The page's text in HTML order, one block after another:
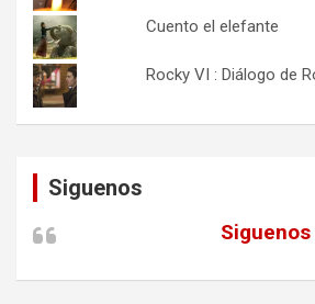
Cuento el elefante
Rocky VI : Diálogo de
Siguenos
Siguenos